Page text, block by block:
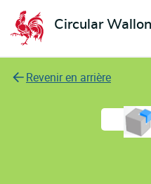
Circular
L'économie circulaire
Revenir en arrière
IT-